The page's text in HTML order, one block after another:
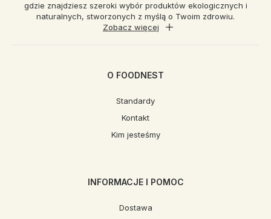
gdzie znajdziesz szeroki wybór produktów ekologicznych i
naturalnych, stworzonych z myślą o Twoim zdrowiu.
Zobacz więcej
O FOODNEST
Standardy
Kontakt
Kim jesteśmy
INFORMACJE I POMOC
Dostawa